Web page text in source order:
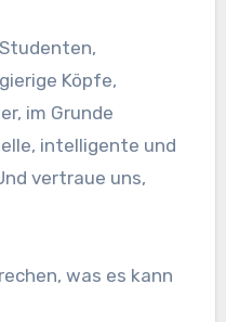
Köpfe,
im Grunde
intelligente und
vertraue uns,
was es kann